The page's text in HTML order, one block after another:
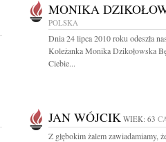
MONIKA
POLSKA
Dnia 24 lipca 2010 roku odeszła
Koleżanka Monika Dzikołowska
Ciebie...
JAN WÓJCIK WIEK: 63
Z głębokim żalem zawiadamiamy,